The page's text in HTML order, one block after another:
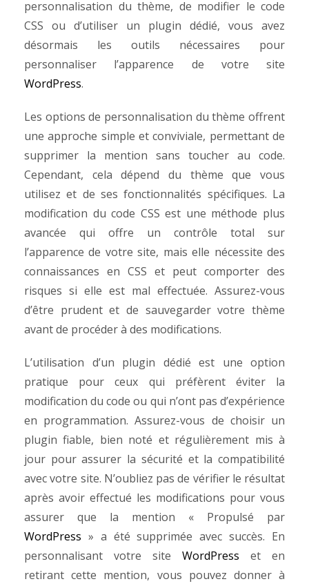
personnalisation du thème, de modifier le code
CSS ou d’utiliser un plugin dédié, vous avez
désormais les outils nécessaires pour
personnaliser l’apparence de votre site
WordPress.
Les options de personnalisation du thème offrent
une approche simple et conviviale, permettant de
supprimer la mention sans toucher au code.
Cependant, cela dépend du thème que vous
utilisez et de ses fonctionnalités spécifiques. La
modification du code CSS est une méthode plus
avancée qui offre un contrôle total sur
l’apparence de votre site, mais elle nécessite des
connaissances en CSS et peut comporter des
risques si elle est mal effectuée. Assurez-vous
d’être prudent et de sauvegarder votre thème
avant de procéder à des modifications.
L’utilisation d’un plugin dédié est une option
pratique pour ceux qui préfèrent éviter la
modification du code ou qui n’ont pas d’expérience
en programmation. Assurez-vous de choisir un
plugin fiable, bien noté et régulièrement mis à
jour pour assurer la sécurité et la compatibilité
avec votre site. N’oubliez pas de vérifier le résultat
après avoir effectué les modifications pour vous
assurer que la mention « Propulsé par
WordPress » a été supprimée avec succès. En
personnalisant votre site WordPress et en
retirant cette mention, vous pouvez donner à